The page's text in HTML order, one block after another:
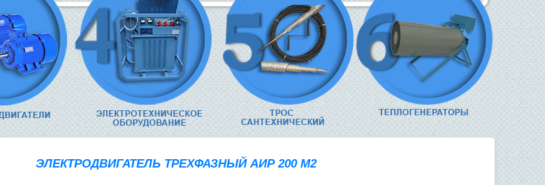
ЭЛЕКТРОДВИГАТЕЛЬ ТРЕХФАЗНЫЙ АИР 200 М2